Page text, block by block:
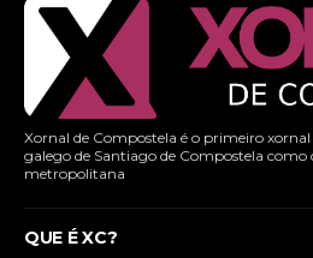
Xornal de Compostela é o primeiro
galego de Santiago de Compostela como
metropolitana
QUE É XC?